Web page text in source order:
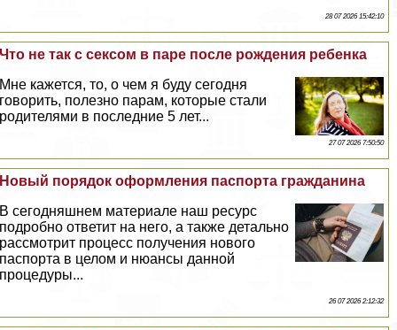
28 07 2026 15:42:10
Что не так с ceкcом в паре после рождения ребенка
Мне кажется, то, о чем я буду сегодня
говорить, полезно парам, которые стали
родителями в последние 5 лет...
27 07 2026 7:50:50
Новый порядок оформления паспорта гражданина
В сегодняшнем материале наш ресурс
подробно ответит на него, а также детально
рассмотрит процесс получения нового
паспорта в целом и нюансы данной
процедуры...
26 07 2026 2:12:32